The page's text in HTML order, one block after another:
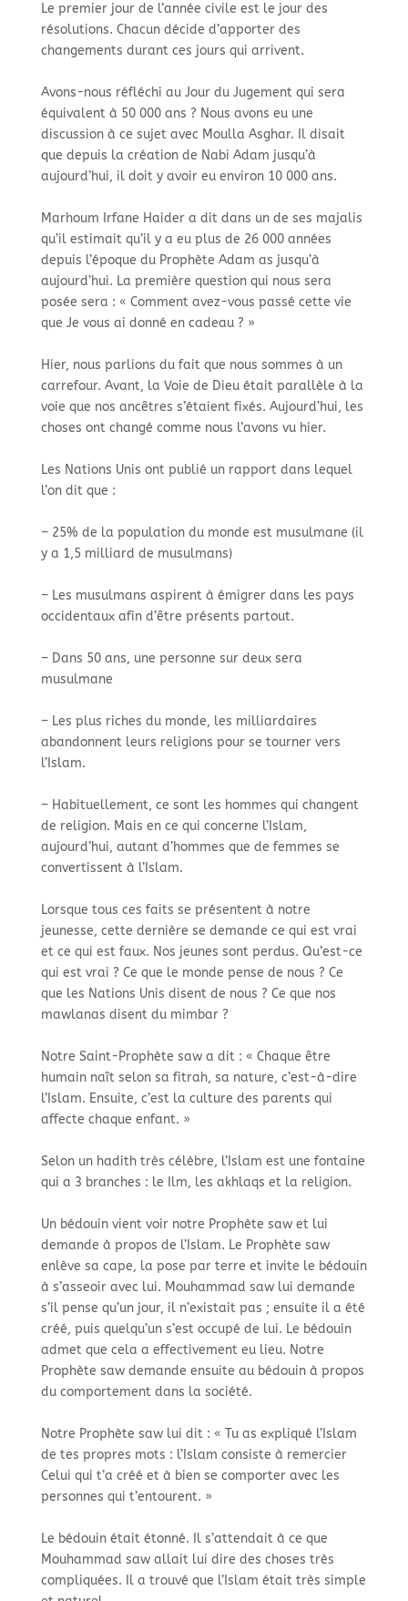
Le premier jour de l’année civile est le jour des
résolutions. Chacun décide d’apporter des
changements durant ces jours qui arrivent.
Avons-nous réfléchi au Jour du Jugement qui sera
équivalent à 50 000 ans ? Nous avons eu une
discussion à ce sujet avec Moulla Asghar. Il disait
que depuis la création de Nabi Adam jusqu’à
aujourd’hui, il doit y avoir eu environ 10 000 ans.
Marhoum Irfane Haider a dit dans un de ses majalis
qu’il estimait qu’il y a eu plus de 26 000 années
depuis l’époque du Prophète Adam as jusqu’à
aujourd’hui. La première question qui nous sera
posée sera : « Comment avez-vous passé cette vie
que Je vous ai donné en cadeau ? »
Hier, nous parlions du fait que nous sommes à un
carrefour. Avant, la Voie de Dieu était parallèle à la
voie que nos ancêtres s’étaient fixés. Aujourd’hui, les
choses ont changé comme nous l’avons vu hier.
Les Nations Unis ont publié un rapport dans lequel
l’on dit que :
– 25% de la population du monde est musulmane (il
y a 1,5 milliard de musulmans)
– Les musulmans aspirent à émigrer dans les pays
occidentaux afin d’être présents partout.
– Dans 50 ans, une personne sur deux sera
musulmane
– Les plus riches du monde, les milliardaires
abandonnent leurs religions pour se tourner vers
l’Islam.
– Habituellement, ce sont les hommes qui changent
de religion. Mais en ce qui concerne l’Islam,
aujourd’hui, autant d’hommes que de femmes se
convertissent à l’Islam.
Lorsque tous ces faits se présentent à notre
jeunesse, cette dernière se demande ce qui est vrai
et ce qui est faux. Nos jeunes sont perdus. Qu’est-ce
qui est vrai ? Ce que le monde pense de nous ? Ce
que les Nations Unis disent de nous ? Ce que nos
mawlanas disent du mimbar ?
Notre Saint-Prophète saw a dit : « Chaque être
humain naît selon sa fitrah, sa nature, c’est-à-dire
l’Islam. Ensuite, c’est la culture des parents qui
affecte chaque enfant. »
Selon un hadith très célèbre, l’Islam est une fontaine
qui a 3 branches : le Ilm, les akhlaqs et la religion.
Un bédouin vient voir notre Prophète saw et lui
demande à propos de l’Islam. Le Prophète saw
enlève sa cape, la pose par terre et invite le bédouin
à s’asseoir avec lui. Mouhammad saw lui demande
s’il pense qu’un jour, il n’existait pas ; ensuite il a été
créé, puis quelqu’un s’est occupé de lui. Le bédouin
admet que cela a effectivement eu lieu. Notre
Prophète saw demande ensuite au bédouin à propos
du comportement dans la société.
Notre Prophète saw lui dit : « Tu as expliqué l’Islam
de tes propres mots : l’Islam consiste à remercier
Celui qui t’a créé et à bien se comporter avec les
personnes qui t’entourent. »
Le bédouin était étonné. Il s’attendait à ce que
Mouhammad saw allait lui dire des choses très
compliquées. Il a trouvé que l’Islam était très simple